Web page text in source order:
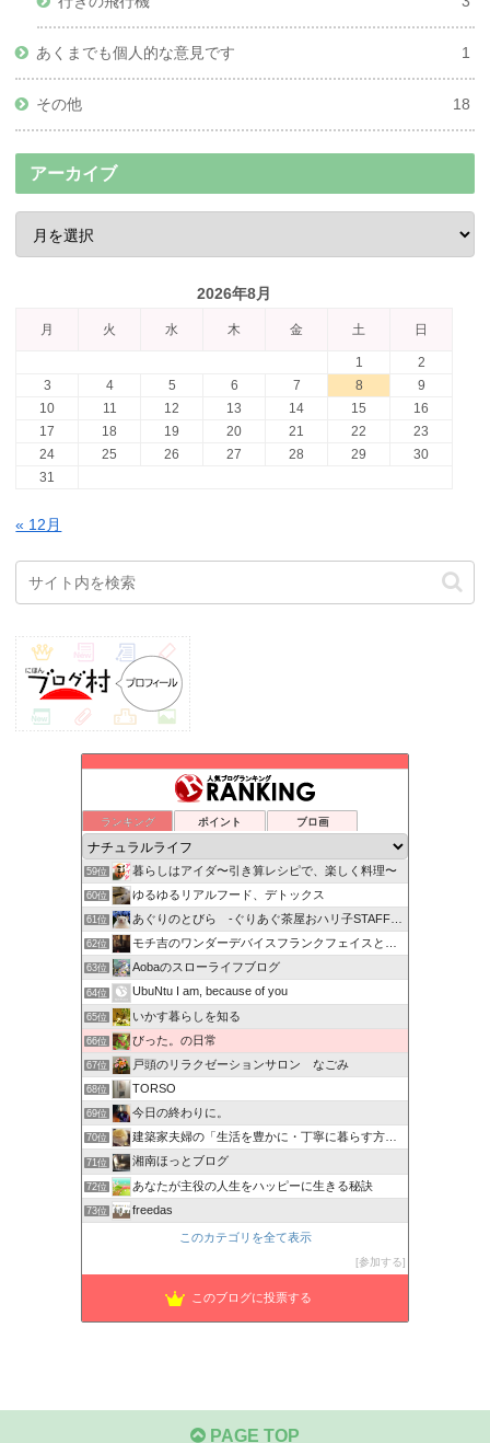
あくまでも個人的な意見です 1
その他 18
アーカイブ
2026年8月
月 火 水 木 金 土 日
1
2
3
4 5 6 7 8
9
10
11 12 13 14 15
16
17
18 19 20 21 22
23
24
25 26 27 28 29
30
31
« 12月
ランキング ポイント ブロ画
59位 暮らしはアイダ〜引き算レシピで、楽しく料理〜
60位 ゆるゆるリアルフード、デトックス
61位 あぐりのとびら -ぐりあぐ茶屋おハリ子STAFF日記-
62位 モチ吉のワンダーデバイスフランクフェイスと薪ストーブ生活
63位 Aobaのスローライフブログ
64位 UbuNtu I am, because of you
65位 いかす暮らしを知る
66位 びった。の日常
67位 戸頭のリラクゼーションサロン なごみ
68位 TORSO
69位 今日の終わりに。
70位 建築家夫婦の「生活を豊かに・丁寧に暮らす方法」
71位 湘南ほっとブログ
72位 あなたが主役の人生をハッピーに生きる秘訣
73位 freedas
このカテゴリを全て表示
参加する
このブログに投票する
PAGE TOP